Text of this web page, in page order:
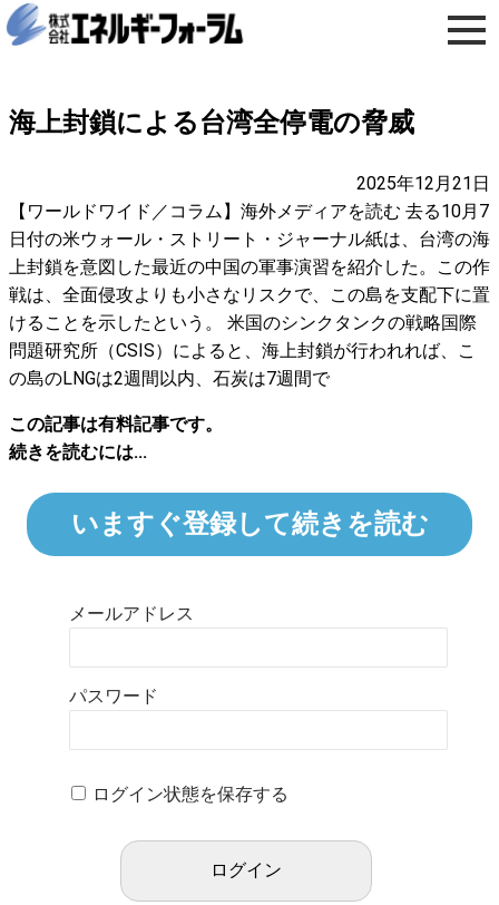
海上封鎖による台湾全停電の脅威
2025年12月21日
【ワールドワイド／コラム】海外メディアを読む 去る10月7
日付の米ウォール・ストリート・ジャーナル紙は、台湾の海
上封鎖を意図した最近の中国の軍事演習を紹介した。この作
戦は、全面侵攻よりも小さなリスクで、この島を支配下に置
けることを示したという。 米国のシンクタンクの戦略国際
問題研究所（CSIS）によると、海上封鎖が行われれば、こ
の島のLNGは2週間以内、石炭は7週間で
この記事は有料記事です。
続きを読むには...
いますぐ登録して続きを読む
メールアドレス
パスワード
ログイン状態を保存する